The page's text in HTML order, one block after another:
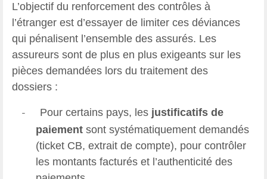
L’objectif du renforcement des contrôles à
l’étranger est d’essayer de limiter ces déviances
qui pénalisent l’ensemble des assurés. Les
assureurs sont de plus en plus exigeants sur les
pièces demandées lors du traitement des
dossiers :
- Pour certains pays, les justificatifs de
paiement sont systématiquement demandés
(ticket CB, extrait de compte), pour contrôler
les montants facturés et l’authenticité des